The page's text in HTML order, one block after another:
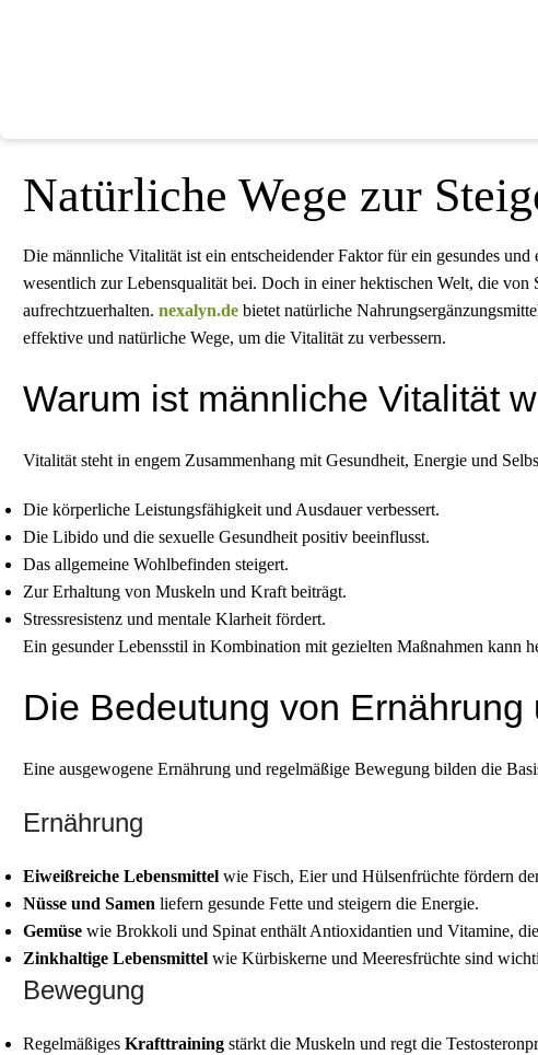
Natürliche Wege zur
Die männliche Vitalität ist ein entscheidender Faktor für ein gesundes
wesentlich zur Lebensqualität bei. Doch in einer hektischen Welt, die
aufrechtzuerhalten. nexalyn.de bietet natürliche
effektive und natürliche Wege, um die Vitalität zu verbessern.
Warum ist männliche Vitalität
Vitalität steht in engem Zusammenhang mit Gesundheit, Energie und
Die körperliche Leistungsfähigkeit und Ausdauer verbessert.
Die Libido und die sexuelle Gesundheit positiv beeinflusst.
Das allgemeine Wohlbefinden steigert.
Zur Erhaltung von Muskeln und Kraft beiträgt.
Stressresistenz und mentale Klarheit fördert.
Ein gesunder Lebensstil in Kombination mit gezielten Maßnahmen kann
Die Bedeutung von Ernährung
Eine ausgewogene Ernährung und regelmäßige Bewegung bilden die
Ernährung
Eiweißreiche Lebensmittel wie Fisch, Eier und Hülsenfrüchte fördern
Nüsse und Samen liefern gesunde Fette und steigern die Energie.
Gemüse wie Brokkoli und Spinat enthält Antioxidantien und Vitamine,
Zinkhaltige Lebensmittel wie Kürbiskerne und Meeresfrüchte sind
Bewegung
Regelmäßiges Krafttraining stärkt die Muskeln und regt die